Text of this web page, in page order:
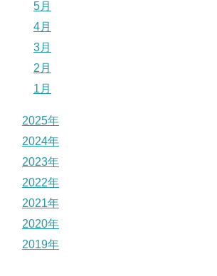
5月
4月
3月
2月
1月
2025年
2024年
2023年
2022年
2021年
2020年
2019年